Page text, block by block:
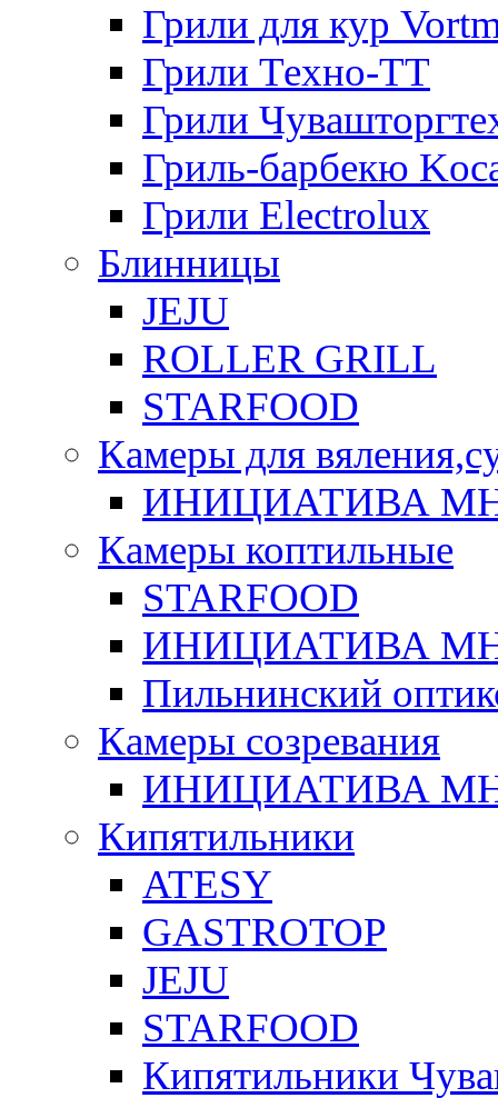
Грили для кур
Грили Техно-ТТ
Грили
Гриль-барбекю
Грили Electrolux
Блинницы
JEJU
ROLLER GRILL
STARFOOD
Камеры для
ИНИЦИАТИВА
Камеры коптильные
STARFOOD
ИНИЦИАТИВА
Пильнинский
Камеры созревания
ИНИЦИАТИВА
Кипятильники
ATESY
GASTROTOP
JEJU
STARFOOD
Кипятильники